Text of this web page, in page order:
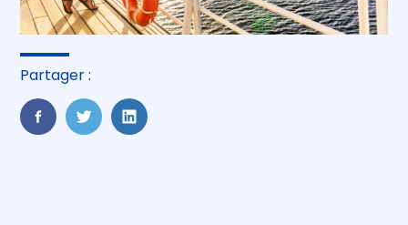
Partager :
FaceBook
TwitterLinkedIn